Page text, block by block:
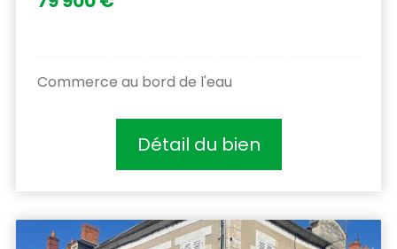
Commerce au bord de l'eau
Détail du bien